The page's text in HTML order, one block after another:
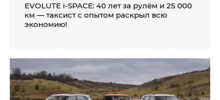
EVOLUTE i‑SPACE: 40 лет за рулём и 25 000
км — таксист с опытом раскрыл всю
экономию!